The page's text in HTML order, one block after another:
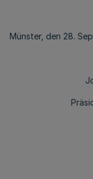
Münster, den 28.